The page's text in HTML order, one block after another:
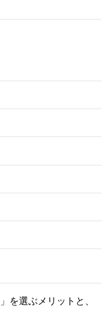
を選ぶメリットと、